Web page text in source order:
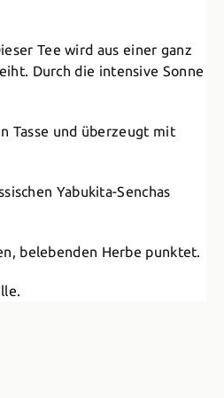
Tee wird aus einer ganz
Durch die intensive Sonne
Tasse und überzeugt mit
Yabukita-Senchas
belebenden Herbe punktet.